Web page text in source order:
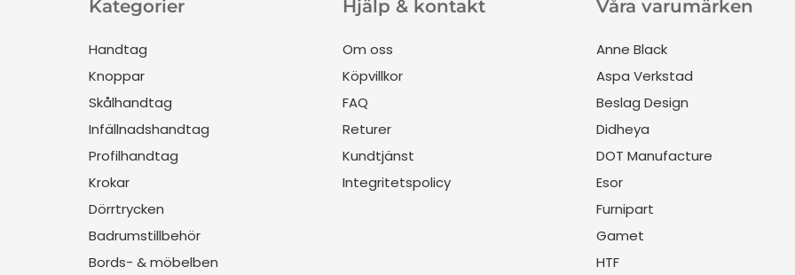
Kategorier
Handtag
Knoppar
Skålhandtag
Infällnadshandtag
Profilhandtag
Krokar
Dörrtrycken
Badrumstillbehör
Bords- & möbelben
Hjälp & kontakt
Om oss
Köpvillkor
FAQ
Returer
Kundtjänst
Integritetspolicy
Våra varumärken
Anne Black
Aspa Verkstad
Beslag Design
Didheya
DOT Manufacture
Esor
Furnipart
Gamet
HTF